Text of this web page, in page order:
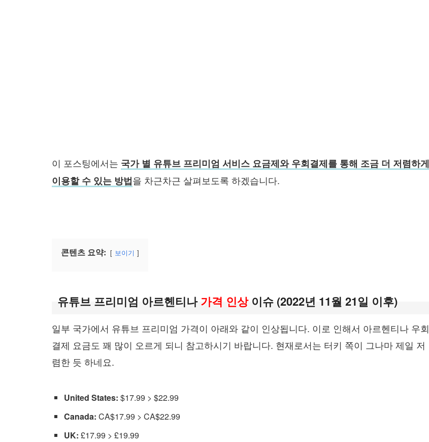
이 포스팅에서는 국가 별 유튜브 프리미엄 서비스 요금제와 우회결제를 통해 조금 더 저렴하게
이용할 수 있는 방법을 차근차근 살펴보도록 하겠습니다.
콘텐츠 요약: 보이기
유튜브 프리미엄 아르헨티나가격 인상이슈 (2022년 11월 21일 이후)
일부 국가에서 유튜브 프리미엄 가격이 아래와 같이 인상됩니다. 이로 인해서 아르헨티나 우회
결제 요금도 꽤 많이 오르게 되니 참고하시기 바랍니다. 현재로서는 터키 쪽이 그나마 제일 저
렴한 듯 하네요.
United States: $17.99 > $22.99
Canada: CA$17.99 > CA$22.99
UK: £17.99 > £19.99